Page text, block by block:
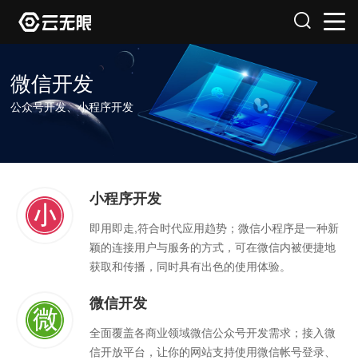
微信开发
公众号开发、小程序开发
小程序开发
即用即走,符合时代应用趋势；微信小程序是一种新
颖的连接用户与服务的方式，可在微信内被便捷地
获取和传播，同时具有出色的使用体验。
微信开发
全面覆盖各商业领域微信公众号开发需求；接入微
信开放平台，让你的网站支持使用微信帐号登录、